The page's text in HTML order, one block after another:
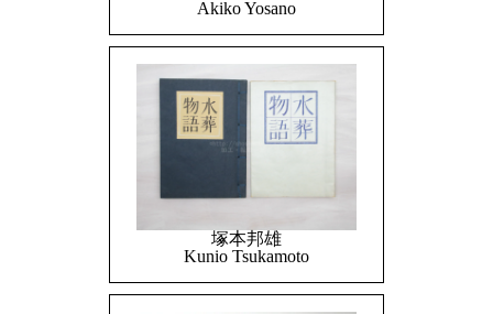
Akiko Yosano
塚本邦雄
Kunio Tsukamoto